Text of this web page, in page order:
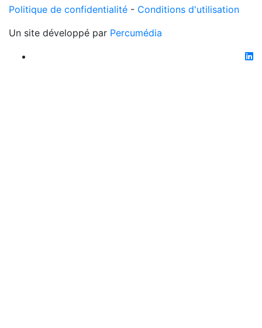
Politique de confidentialité - Conditions d'utilisation
Un site développé par Percumédia